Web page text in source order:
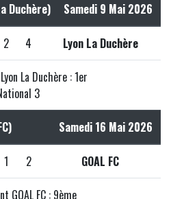
Duchère) Samedi 9 Mai 2026
2 4 Lyon La Duchère
La Duchère : 1er
3
Samedi 16 Mai 2026
1 2 GOAL FC
GOAL FC : 9ème